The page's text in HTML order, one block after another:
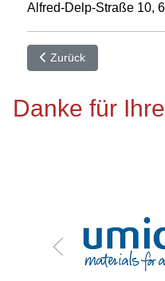
Alfred-Delp-Straße 10,
Vorheriger Beitrag:
Zurück
Danke für